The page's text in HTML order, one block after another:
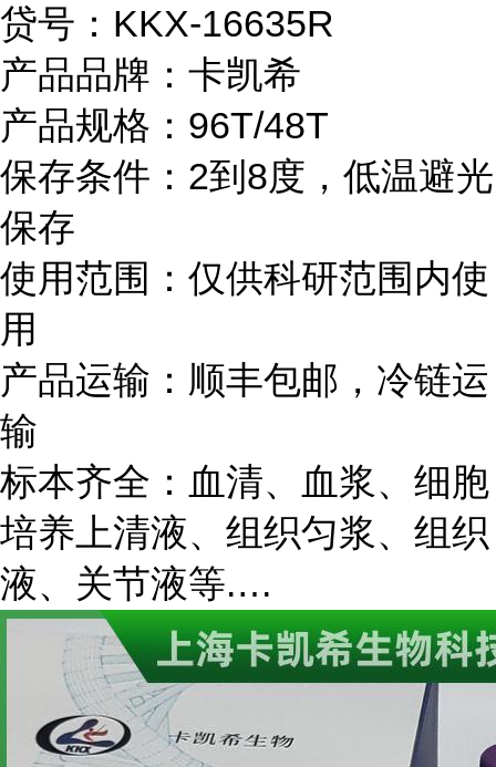
贷号：KKX-16635R
产品品牌：卡凯希
产品规格：96T/48T
保存条件：2到8度，低温避光
保存
使用范围：仅供科研范围内使
用
产品运输：顺丰包邮， 冷链运
输
标本齐全：血清、血浆、细胞
培养上清液、组织匀浆、组织
液、关节液等.…